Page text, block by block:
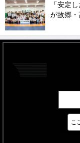
「安定
が故郷・
最
こ